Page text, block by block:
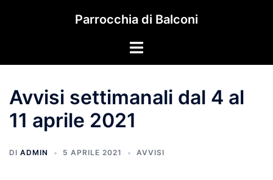
Parrocchia di Balconi
Mostra/Nascondi
Avvisi settimanali dal 4 al
11 aprile 2021
DI ADMIN 5 APRILE 2021 AVVISI